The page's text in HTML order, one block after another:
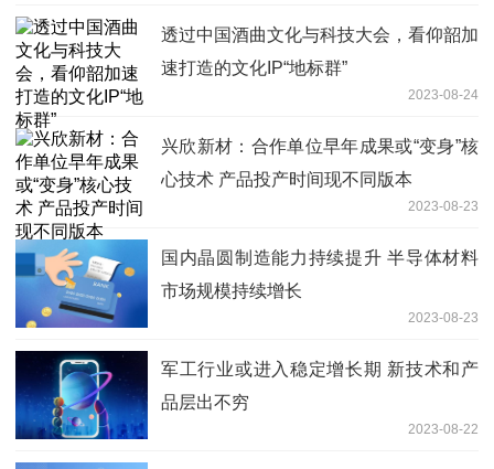
透过中国酒曲文化与科技大会，看仰韶加
速打造的文化IP“地标群”
2023-08-24
兴欣新材：合作单位早年成果或“变身”核
心技术 产品投产时间现不同版本
2023-08-23
国内晶圆制造能力持续提升 半导体材料
市场规模持续增长
2023-08-23
军工行业或进入稳定增长期 新技术和产
品层出不穷
2023-08-22